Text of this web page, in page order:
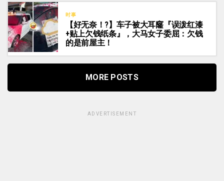
时事
【好无奈！?】车子被大耳窿『误泼红漆
+贴上欠钱纸条』，大马女子委屈：欠钱
的是前屋主！
MORE POSTS
ADVERTISEMENT